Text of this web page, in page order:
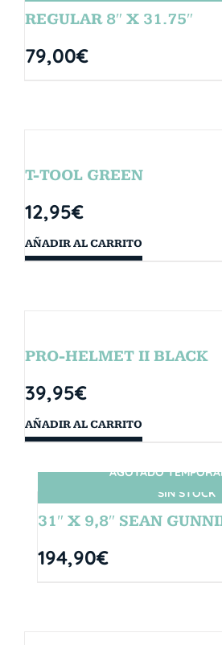
REGULAR 8″ X 31.75″
79,00€
T-TOOL GREEN
12,95€
AÑADIR AL CARRITO
PRO-HELMET II BLACK
39,95€
AÑADIR AL CARRITO
SIN STOCK
AGOTADO
31″ X 9,8″ SEAN
194,90€